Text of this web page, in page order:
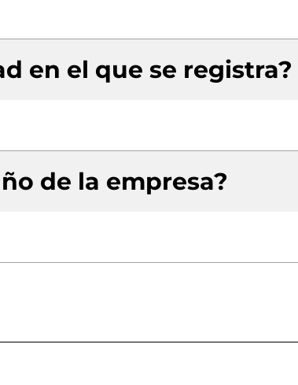
en el que se registra?
de la empresa?